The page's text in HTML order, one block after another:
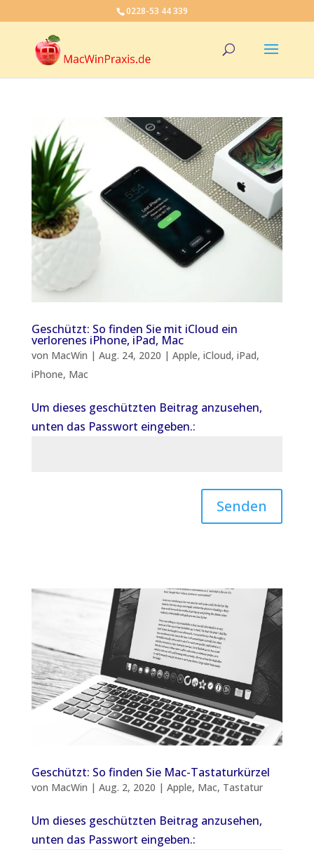
0228-53 44 339
Geschützt: So finden Sie mit iCloud ein
verlorenes iPhone, iPad, Mac
von MacWin | Aug. 24, 2020 | Apple, iCloud, iPad,
iPhone, Mac
Um dieses geschützten Beitrag anzusehen,
unten das Passwort eingeben.:
Senden
Geschützt: So finden Sie Mac-Tastaturkürzel
von MacWin | Aug. 2, 2020 | Apple, Mac, Tastatur
Um dieses geschützten Beitrag anzusehen,
unten das Passwort eingeben.: